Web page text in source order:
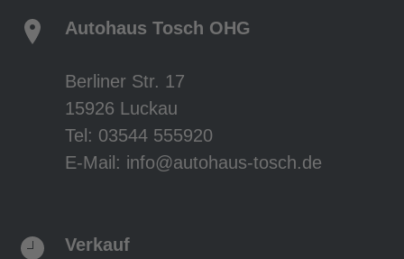
Autohaus Tosch OHG
Berliner Str. 17
15926 Luckau
Tel: 03544 555920
E-Mail: info@autohaus-tosch.de
Verkauf